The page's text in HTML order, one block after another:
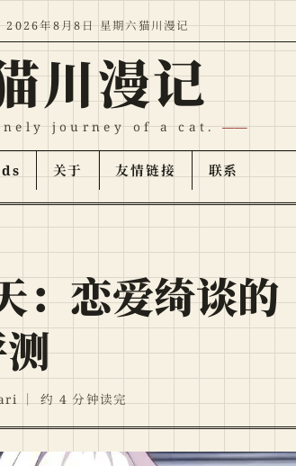
2026年8月8日 星期六猫川漫记
川漫记
journey of a cat.
关于 友情链接 联系
：恋爱绮谈的
｜ 约 4 分钟读完